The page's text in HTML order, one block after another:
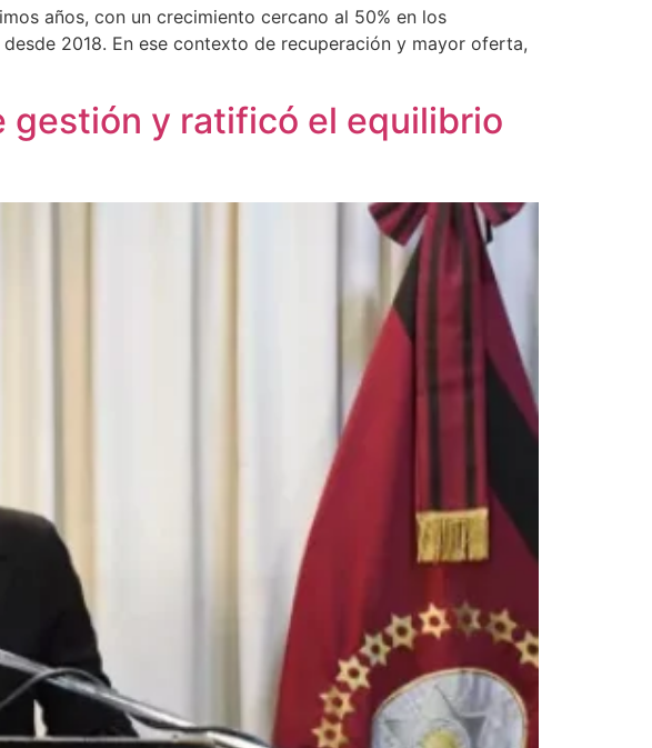
años, con un crecimiento cercano al 50% en los
2018. En ese contexto de recuperación y mayor oferta,
gestión y ratificó el equilibrio